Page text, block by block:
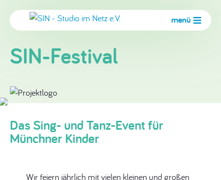
menü
SIN-Festival
Das Sing- und Tanz-Event für
Münchner Kinder
Wir feiern jährlich mit vielen kleinen und großen